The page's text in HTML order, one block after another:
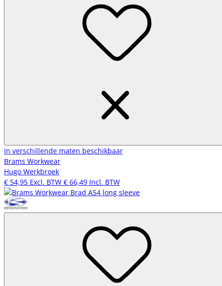
In verschillende maten beschikbaar
Brams Workwear
Hugo Werkbroek
€ 54,95 Excl. BTW € 66,49 Incl. BTW